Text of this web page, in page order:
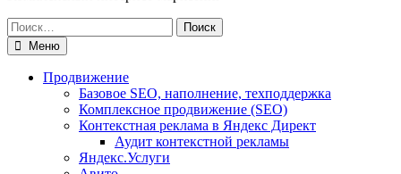
Поиск
по: Меню
Продвижение
Базовое SEO, наполнение, техподдержка
Комплексное продвижение (SEO)
Контекстная реклама в Яндекс Директ
Аудит контекстной рекламы
Яндекс.Услуги